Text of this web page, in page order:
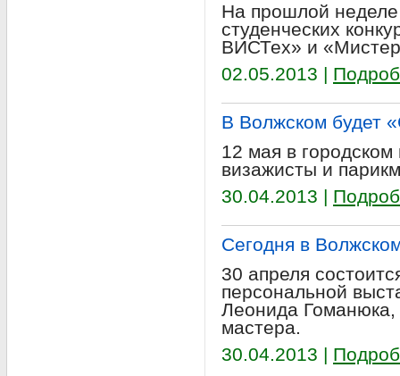
На прошлой
студенческих
ВИСТех» и
02.05.2013 |
В Волжском будет
12 мая в
визажисты и
30.04.2013 |
Сегодня в
30 апреля
персональной
Леонида Гоманюка,
мастера.
30.04.2013 |